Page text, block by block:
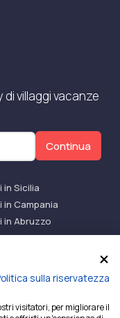
villaggi vacanze
Continua
in Sicilia
in Campania
in Abruzzo
TH Resort
sulla riservatezza
visitatori, per migliorare il